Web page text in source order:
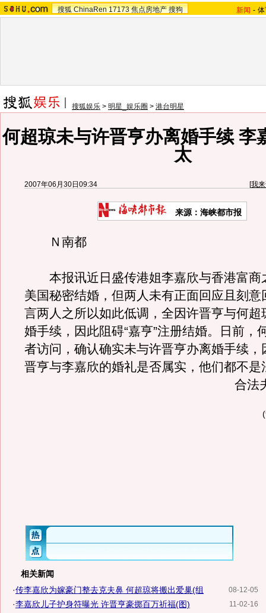
搜狐 ChinaRen 17173 焦点房地产 搜狗 新闻 -
搜狐娱乐 > 明星_娱乐圈 > 港台明星
何超琼未与许晋亨办离婚手续 李
太
2007年06月30日09:34 [我
来源： 海峡都市报
Ｎ南都
本报讯近日盛传港姐李嘉欣与香港富商
美国秘密结婚，但两人未有正面回应且刻意
言两人之所以如此低调，全因许晋亨与何超
婚手续，因此阻碍“嘉亨”注册结婚。日前，
者访问，确认确实未与许晋亨办离婚手续，
晋亨与李嘉欣的婚礼是否属实，他们都不是
合法
相关新闻
08-12-05
·传李嘉欣为嫁豪门整去克夫鼻 何超琼将搬出爱巢(组
11-02-16
·李嘉欣儿子护身符曝光 许晋亨豪掷百万祈福(图)